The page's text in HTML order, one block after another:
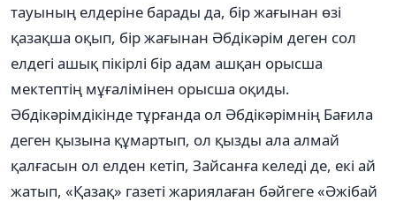
тауының елдеріне барады да, бір жағынан өзі
қазақша оқып, бір жағынан Əбдікəрім деген сол
елдегі ашық пікірлі бір адам ашқан орысша
мектептің мұғалімінен орысша оқиды.
Əбдікəрімдікінде тұрғанда ол Əбдікəрімнің Бағила
деген қызына құмартып, ол қызды ала алмай
қалғасын ол елден кетіп, Зайсанға келеді де, екі ай
жатып, «Қазақ» газеті жариялаған бəйгеге «Əжібай